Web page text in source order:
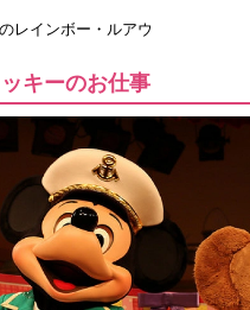
レインボー・ルアウ
キーのお仕事